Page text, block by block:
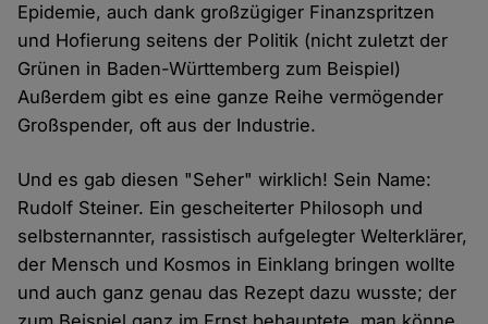
Epidemie, auch dank großzügiger Finanzspritzen
und Hofierung seitens der Politik (nicht zuletzt der
Grünen in Baden-Württemberg zum Beispiel)
Außerdem gibt es eine ganze Reihe vermögender
Großspender, oft aus der Industrie.
Und es gab diesen "Seher" wirklich! Sein Name:
Rudolf Steiner. Ein gescheiterter Philosoph und
selbsternannter, rassistisch aufgelegter Welterklärer,
der Mensch und Kosmos in Einklang bringen wollte
und auch ganz genau das Rezept dazu wusste; der